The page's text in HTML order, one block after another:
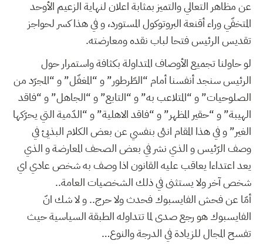
عن مظاهر التعالي والتميز بمثابة اعلان لنهاية الزعيم الأوحد
المتخفّي وراء أقنعة البروتوكول المستورد، و في هذا كسر لحواجز
تقديس الرئيس فتحا لباب نقده ومعارضته.
لو حاولنا تجميع الأوصاف المتداولة بكثافة واستمرار حول
الرئيس سنجد أنفسنا أمام “الطّرطور” و “المغفّل” و “المجرّد من
الصلوحيات” و “المتلاعب به” و “التابع” و “الجاهل” و “فاقد
الهيبة” و “حقير المظهر” و “فاقد الاهلية” و “الدّمية التي يحرّكها
الغير” و في هذا المقام انئى بنفسي عن بعض الكلام البذيئ في
وصف الرّئيس و الذي نشر في بعض الصحف المعارضة و الذي
يعد اعتداءا يعاقب عليه القانون اذا وصف به شخص عادي اي
شخص آخر ولا يستثنى في ذلك الشخصيات العامة..
أمّا عن فحش الفايسبوك فحدث ولا حرج.. و لا شك انّ
الفايسبوك هو رجع صدى لما تتداوله الطبقة السياسية حيث
تفسح المجال للزيادة في الدرجة والنوع…